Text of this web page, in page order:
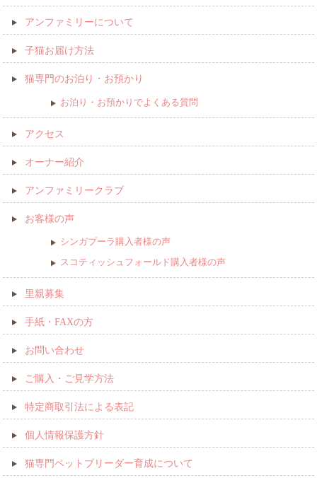
アンファミリーについて
子猫お届け方法
猫専門のお泊り・お預かり
お泊り・お預かりでよくある質問
アクセス
オーナー紹介
アンファミリークラブ
お客様の声
シンガプーラ購入者様の声
スコティッシュフォールド購入者様の声
里親募集
手紙・FAXの方
お問い合わせ
ご購入・ご見学方法
特定商取引法による表記
個人情報保護方針
猫専門ペットブリーダー育成について